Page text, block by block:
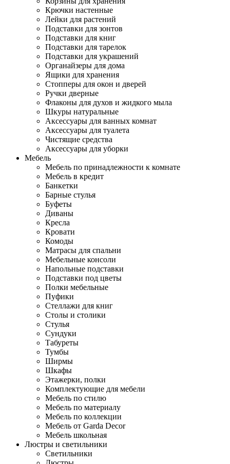
Крючки настенные
Лейки для растений
Подставки для зонтов
Подставки для книг
Подставки для тарелок
Подставки для украшений
Органайзеры для дома
Ящики для хранения
Стопперы для окон и дверей
Ручки дверные
Флаконы для духов и жидкого мыла
Шкуры натуральные
Аксессуары для ванных комнат
Аксессуары для туалета
Чистящие средства
Аксессуары для уборки
Мебель
Мебель по принадлежности к комнате
Мебель в кредит
Банкетки
Барные стулья
Буфеты
Диваны
Кресла
Кровати
Комоды
Матрасы для спальни
Мебельные консоли
Напольные подставки
Подставки под цветы
Полки мебельные
Пуфики
Стеллажи для книг
Столы и столики
Стулья
Сундуки
Табуреты
Тумбы
Ширмы
Шкафы
Этажерки, полки
Комплектующие для мебели
Мебель по стилю
Мебель по материалу
Мебель по коллекции
Мебель от Garda Decor
Мебель школьная
Люстры и светильники
Светильники